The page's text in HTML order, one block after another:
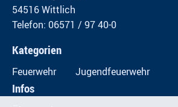
54516 Wittlich
Telefon: 06571 / 97 40-0
Kategorien
Feuerwehr Jugendfeuerwehr
Infos